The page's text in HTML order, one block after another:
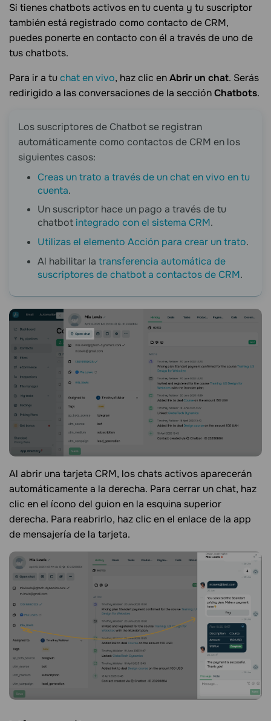
Si tienes chatbots activos en tu cuenta y tu suscriptor
también está registrado como contacto de CRM,
puedes ponerte en contacto con él a través de uno de
tus chatbots.
Para ir a tuchat en vivo, haz clic enAbrir un chat. Serás
redirigido a las conversaciones de la secciónChatbots.
Los suscriptores de Chatbot se registran
automáticamente como contactos de CRM en los
siguientes casos:
Creas un trato a través de un chat en vivo en tu
cuenta.
Un suscriptor hace un pago a través de tu
chatbot integrado con el sistema CRM.
Utilizas el elemento Acción para crear un trato.
Al habilitar la transferencia automática de
suscriptores de chatbot a contactos de CRM.
Al abrir una tarjeta CRM, los chats activos aparecerán
automáticamente a la derecha. Para cerrar un chat, haz
clic en el ícono del guion en la esquina superior
derecha. Para reabrirlo, haz clic en el enlace de la app
de mensajería de la tarjeta.